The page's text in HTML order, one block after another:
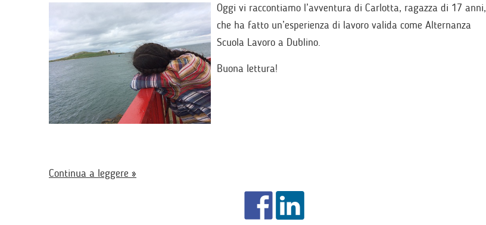
Oggi vi raccontiamo l’avventura di Carlotta, ragazza di 17 anni,
che ha fatto un’esperienza di lavoro valida come Alternanza
Scuola Lavoro a Dublino.
Buona lettura!
Continua a leggere »